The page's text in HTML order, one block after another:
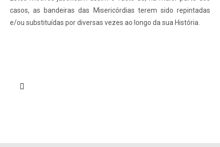
casos, as bandeiras das Misericórdias terem sido repintadas
e/ou substituídas por diversas vezes ao longo da sua História.